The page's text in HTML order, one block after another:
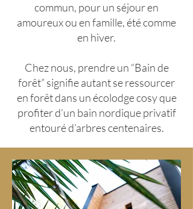
commun, pour un séjour en
amoureux ou en famille, été comme
en hiver.
Chez nous, prendre un “Bain de
forêt” signifie autant se ressourcer
en forêt dans un écolodge cosy que
profiter d’un bain nordique privatif
entouré d’arbres centenaires.